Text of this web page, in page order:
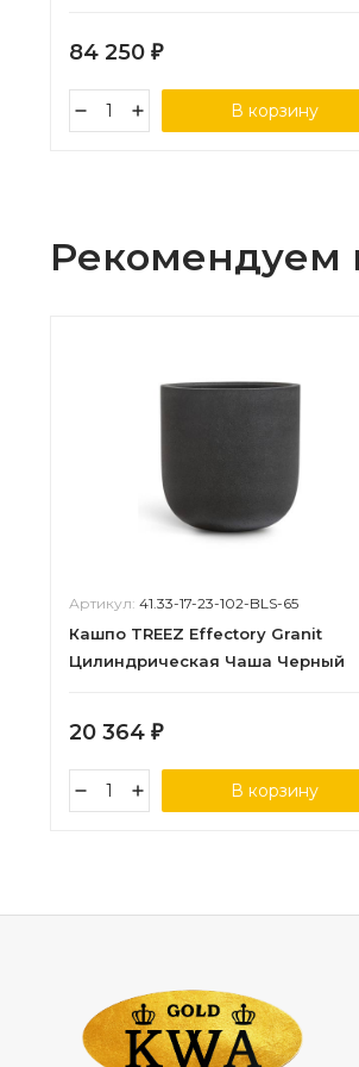
84 250 ₽
В корзину
Рекомендуем
Артикул: 41.33-17-23-102-BLS-65
Кашпо TREEZ Effectory Granit
Цилиндрическая Чаша Черный
20 364 ₽
В корзину